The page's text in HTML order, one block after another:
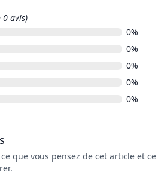
0 avis)
0%
0%
0%
0%
0%
que vous pensez de cet article et ce